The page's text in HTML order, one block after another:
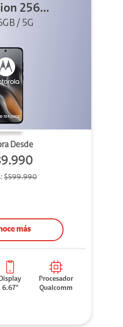
256GB
/ 5G
Desde
$599.990
más
6.67"
Procesador
Qualcomm